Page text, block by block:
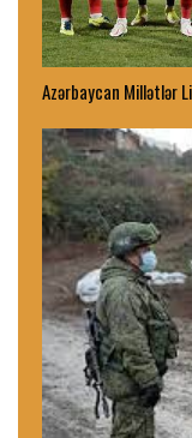
Azərbaycan Millətlər